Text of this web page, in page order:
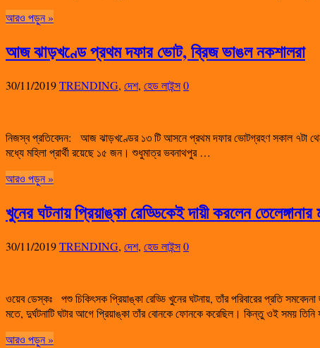
আরও পড়ুন »
আজ ঝাড়খণ্ডে প্রথম দফার ভোট, ব্রিজ ভাঙল নকশালরা
30/11/2019TRENDING, দেশ, হেড লাইন্স0
নিজস্ব প্রতিবেদন: আজ ঝাড়খণ্ডের ১৩ টি আসনে প্রথম দফার ভোটগ্রহণ সকাল ৭টা
মধ্যে মহিলা প্রার্থী রয়েছে ১৫ জন। শুধুমাত্র ভবনাথপুর …
আরও পড়ুন »
খুনের ঘটনায় প্রিয়াঙ্কা রেড্ডিকেই দায়ী করলেন তেলেঙ্গানার
30/11/2019TRENDING, দেশ, হেড লাইন্স0
ওয়েব ডেস্কঃ পশু চিকিৎসক প্রিয়াঙ্কা রেড্ডি খুনের ঘটনায়, তাঁর পরিবারের প্রতি সমবেদনা
মতে, দুর্ঘটনাটি ঘটার আগে প্রিয়াঙ্কা তাঁর বোনকে ফোনকে করেছিল। কিন্তু ওই সময়
আরও পড়ুন »